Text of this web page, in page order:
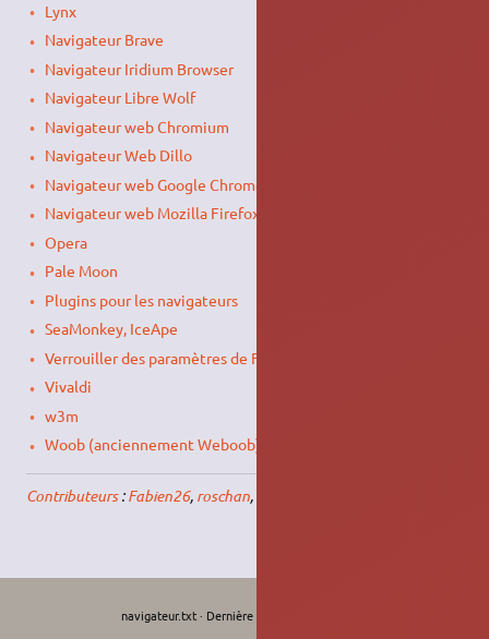
Lynx
Navigateur Brave
Navigateur Iridium Browser
Navigateur Libre Wolf
Navigateur web Chromium
Navigateur Web Dillo
Navigateur web Google Chrome
Navigateur web Mozilla Firefox
Opera
Pale Moon
Plugins pour les navigateurs
SeaMonkey, IceApe
Verrouiller des paramètres de Firefox
Vivaldi
w3m
Woob (anciennement Weboob)
Contributeurs:Fabien26, roschan,
navigateur.txt· Dernière modification :